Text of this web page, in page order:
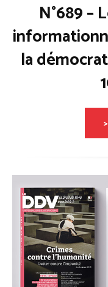
N°689 –
la